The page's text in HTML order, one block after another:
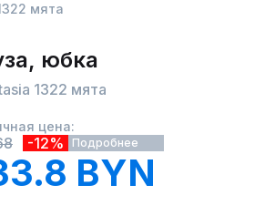
мята
юбка
1322 мята
цена:
-12% Подробнее
BYN